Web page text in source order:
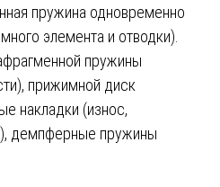
пружина одновременно
элемента и отводки).
пружины
прижимной диск
накладки (износ,
демпферные пружины